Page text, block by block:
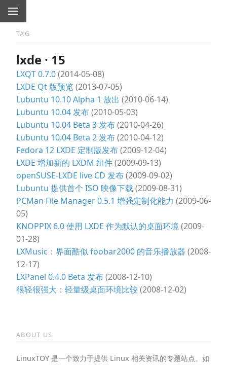
TAG
lxde · 15
LXQT 0.7.0(2014-05-08)
LXDE Qt 版预览(2013-07-05)
Lubuntu 10.10 Alpha 1 放出 (2010-06-14)
Lubuntu 10.04 发布(2010-05-03)
Lubuntu 10.04 Beta 3 发布(2010-04-26)
Lubuntu 10.04 Beta 2 发布(2010-04-12)
Fedora 12 LXDE 定制版发布(2009-12-04)
LXDE 增加新的 LXDM 组件(2009-09-13)
openSUSE-LXDE live CD 发布(2009-09-02)
Lubuntu 提供首个 ISO 映像下载(2009-08-31)
PCMan File Manager 0.5.1 增强定制化能力 (2009-06-
05)
KNOPPIX 6.0 使用 LXDE 作为默认的桌面环境(2009-
01-28)
LXMusic：界面酷似 foobar2000 的音乐播放器 (2008-
12-17)
LXPanel 0.4.0 Beta 发布(2008-12-10)
很轻很强大：轻量级桌面环境比较(2008-12-02)
ABOUT US
LinuxTOY 是一个致力于提供 Linux 相关资讯的专题站点。如